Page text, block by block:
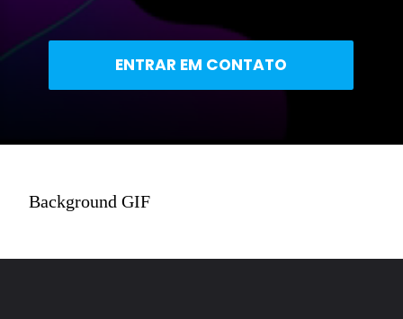
ENTRAR EM CONTATO
Background GIF